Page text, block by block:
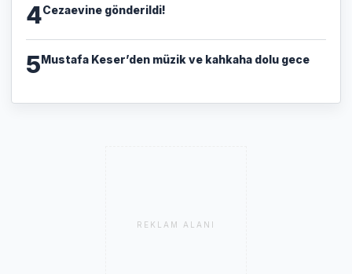
4Cezaevine gönderildi!
5Mustafa Keser’den müzik ve kahkaha dolu gece
REKLAM ALANI